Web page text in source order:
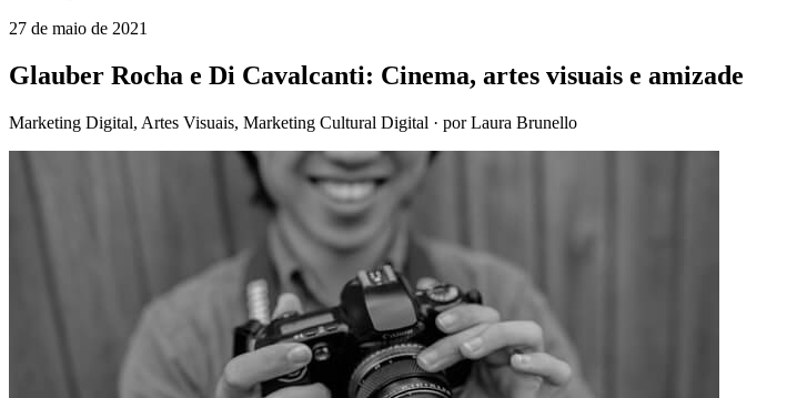
27 de maio de 2021
Glauber Rocha e Di Cavalcanti: Cinema, artes visuais e amizade
Marketing Digital, Artes Visuais, Marketing Cultural Digital · por Laura Brunello